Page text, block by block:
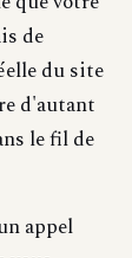
de
du site
d'autant
le fil de
appel